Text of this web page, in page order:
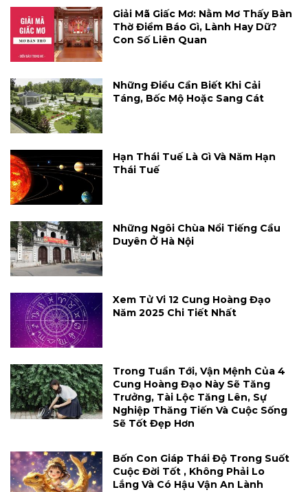
Giải Mã Giấc Mơ: Nằm Mơ Thấy Bàn
Thờ Điềm Báo Gì, Lành Hay Dữ?
Con Số Liên Quan
Những Điều Cần Biết Khi Cải
Táng, Bốc Mộ Hoặc Sang Cát
Hạn Thái Tuế Là Gì Và Năm Hạn
Thái Tuế
Những Ngôi Chùa Nổi Tiếng Cầu
Duyên Ở Hà Nội
Xem Tử Vi 12 Cung Hoàng Đạo
Năm 2025 Chi Tiết Nhất
Trong Tuần Tới, Vận Mệnh Của 4
Cung Hoàng Đạo Này Sẽ Tăng
Trưởng, Tài Lộc Tăng Lên, Sự
Nghiệp Thăng Tiến Và Cuộc Sống
Sẽ Tốt Đẹp Hơn
Bốn Con Giáp Thái Độ Trong Suốt
Cuộc Đời Tốt , Không Phải Lo
Lắng Và Có Hậu Vận An Lành